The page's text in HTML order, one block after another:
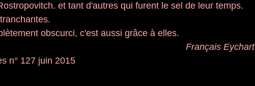
et tant d'autres qui furent le sel de leur temps.
obscurci, c'est aussi grâce à elles.
Français Eychart
n° 127 juin 2015